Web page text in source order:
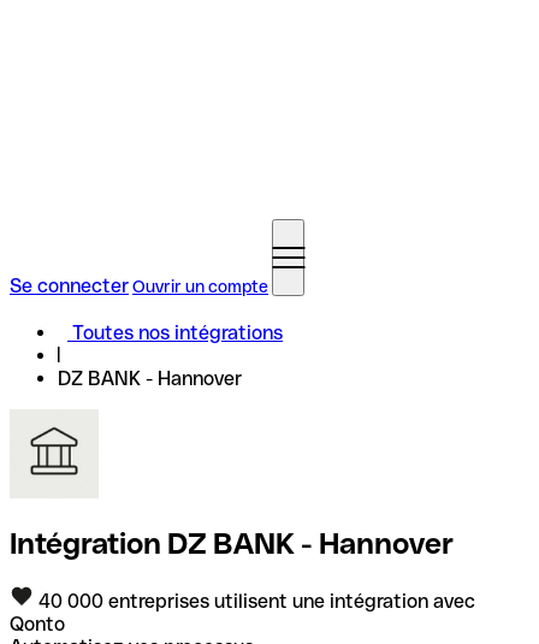
Se connecterOuvrir un compte
Toutes nos intégrations
DZ BANK - Hannover
Intégration DZ BANK - Hannover
40 000 entreprises utilisent une intégration avec
Qonto